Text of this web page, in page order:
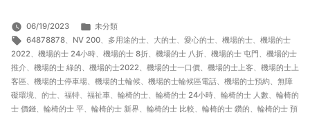
06/19/2023
分
類:
未分類
標
籤:
64878878、 NV 200、 多用途的士、 大的士、 愛心的士、 機場的士、 機場的士
2022、 機場的士 24小時、 機場的士 8折、 機場的士 八折、 機場的士 屯門、 機場的士
推介、 機場的士 綠的、 機場的士2022、 機場的士一口價、 機場的士上客、 機場的士上
客區、 機場的士停車場、 機場的士輪候、 機場的士輪候區電話、 機場的士預約、 無障
礙環境、 的士、 福特、 福祉車、 輪椅的士、 輪椅的士 24小時、 輪椅的士 人數、 輪椅的
士 價錢、 輪椅的士 平、 輪椅的士 新界、 輪椅的士 比較、 輪椅的士 鑽的、 輪椅的士 預